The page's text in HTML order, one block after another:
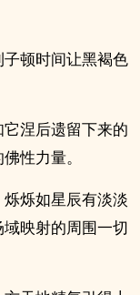
顿时间让黑褐色
涅后遗留下来的
性力量。
烁如星辰有淡淡
映射的周围一切